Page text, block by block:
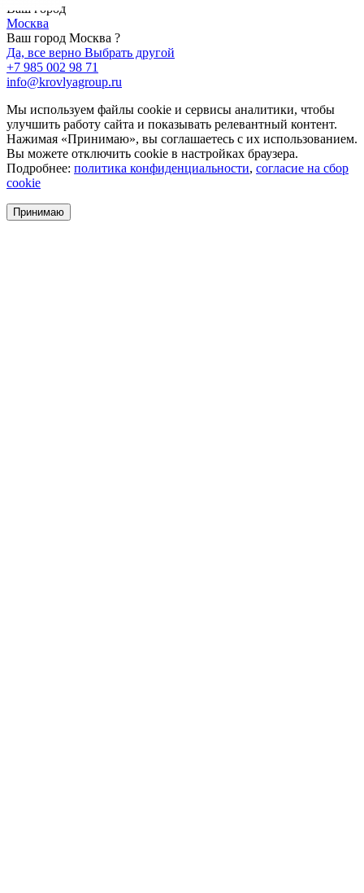
Ваш город
Москва
Ваш город Москва ?
Да, все верно Выбрать другой
+7 985 002 98 71
info@krovlyagroup.ru
Мы используем файлы cookie и сервисы аналитики, чтобы
улучшить работу сайта и показывать релевантный контент.
Нажимая «Принимаю», вы соглашаетесь с их использованием.
Вы можете отключить cookie в настройках браузера.
Подробнее: политика конфиденциальности, согласие на сбор
cookie
Принимаю